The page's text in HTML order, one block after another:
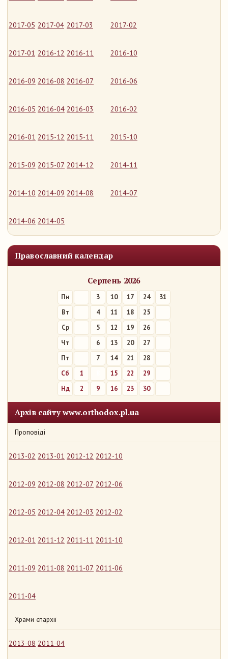
2017-05 2017-04 2017-03 2017-02
2017-01 2016-12 2016-11 2016-10
2016-09 2016-08 2016-07 2016-06
2016-05 2016-04 2016-03 2016-02
2016-01 2015-12 2015-11 2015-10
2015-09 2015-07 2014-12 2014-11
2014-10 2014-09 2014-08 2014-07
2014-06 2014-05
Православний календар
Серпень 2026
Пн 3 10 17 24
31
Вт
4 11 18
25
Ср
5 12 19
26
Чт
6 13 20
27
Пт
7 14 21
28
Сб
1 15 22
29
Нд
2 9 16 23 30
Архів сайту www.orthodox.pl.ua
Проповіді
2013-02 2013-01 2012-12 2012-10
2012-09 2012-08 2012-07 2012-06
2012-05 2012-04 2012-03 2012-02
2012-01 2011-12 2011-11 2011-10
2011-09 2011-08 2011-07 2011-06
2011-04
Храми єпархії
2013-08 2011-04